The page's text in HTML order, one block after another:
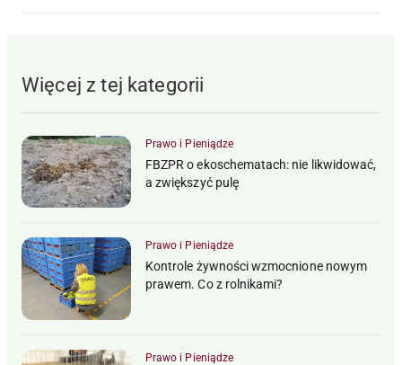
Więcej z tej kategorii
Prawo i Pieniądze
FBZPR o ekoschematach: nie likwidować,
a zwiększyć pulę
Prawo i Pieniądze
Kontrole żywności wzmocnione nowym
prawem. Co z rolnikami?
Prawo i Pieniądze